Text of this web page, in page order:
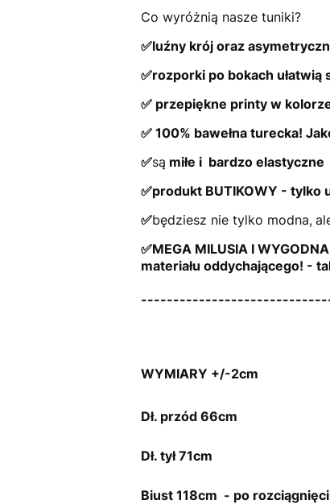
Co wyróżnią nasze tuniki?
✅luźny krój oraz
✅rozporki po bokach
✅ przepiękne printy w
✅ 100% bawełna turecka!
✅są miłe i bardzo elastyczne
✅produkt BUTIKOWY - tylko
✅będziesz nie tylko modna,
✅MEGA MILUSIA I
materiału oddychającego! -
WYMIARY +/-2cm
Dł. przód 66cm
Dł. tył 71cm
Biust 118cm - po